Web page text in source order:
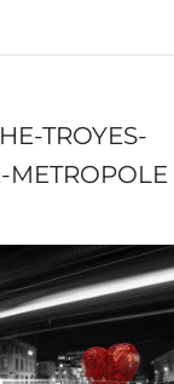
TROYES-
METROPOLE